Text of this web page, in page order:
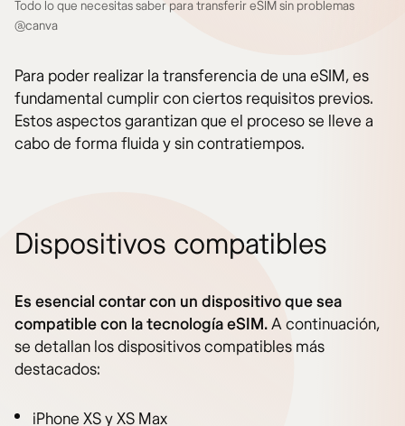
Todo lo que necesitas saber para transferir eSIM sin problemas
@canva
Para poder realizar la transferencia de una eSIM, es
fundamental cumplir con ciertos requisitos previos.
Estos aspectos garantizan que el proceso se lleve a
cabo de forma fluida y sin contratiempos.
Dispositivos compatibles
Es esencial contar con un dispositivo que sea
compatible con la tecnología eSIM.A continuación,
se detallan los dispositivos compatibles más
destacados:
iPhone XS y XS Max